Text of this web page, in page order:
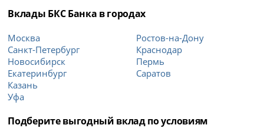
Вклады БКС Банка в городах
Москва
Санкт-Петербург
Новосибирск
Екатеринбург
Казань
Уфа
Ростов-на-Дону
Краснодар
Пермь
Саратов
Подберите выгодный вклад по условиям